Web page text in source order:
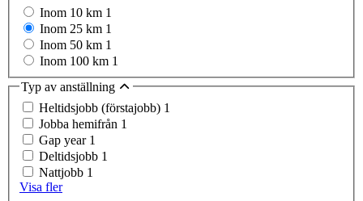
Inom 10 km 1
Inom 25 km 1
Inom 50 km 1
Inom 100 km 1
Typ av anställning
Heltidsjobb (förstajobb) 1
Jobba hemifrån 1
Gap year 1
Deltidsjobb 1
Nattjobb 1
Visa fler